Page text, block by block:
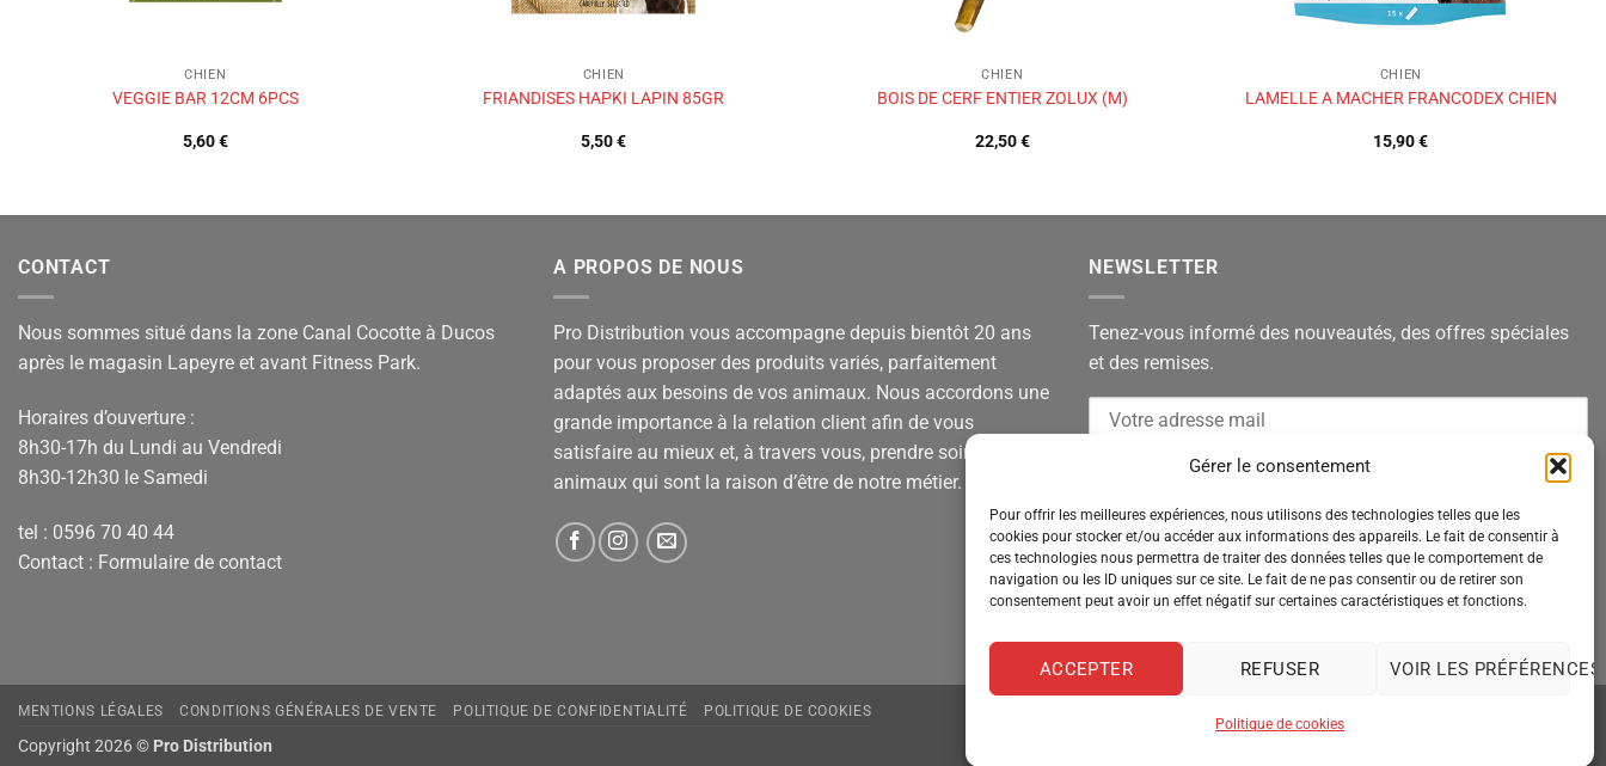
Gérer le consentement
Pour offrir les meilleures expériences, nous utilisons des technologies telles que les
cookies pour stocker et/ou accéder aux informations des appareils. Le fait de consentir à
ces technologies nous permettra de traiter des données telles que le comportement de
navigation ou les ID uniques sur ce site. Le fait de ne pas consentir ou de retirer son
consentement peut avoir un effet négatif sur certaines caractéristiques et fonctions.
ACCEPTER REFUSER VOIR LES PRÉFÉRENCES
Politique de cookies
CHIEN
VEGGIE BAR 12CM 6PCS
5,60€
CHIEN
FRIANDISES HAPKI LAPIN 85GR
5,50€
CHIEN
BOIS DE CERF ENTIER ZOLUX (M)
22,50€
CHIEN
LAMELLE A MACHER FRANCODEX CHIEN
15,90€
CONTACT
Nous sommes situé dans la zone Canal Cocotte à Ducos
après le magasin Lapeyre et avant Fitness Park.
Horaires d’ouverture :
8h30-17h du Lundi au Vendredi
8h30-12h30 le Samedi
tel : 0596 70 40 44
Contact : Formulaire de contact
A PROPOS DE NOUS
Pro Distribution vous accompagne depuis bientôt 20 ans
pour vous proposer des produits variés, parfaitement
adaptés aux besoins de vos animaux. Nous accordons une
grande importance à la relation client afin de vous
satisfaire au mieux et, à travers vous, prendre soin de vos
animaux qui sont la raison d’être de notre métier.
NEWSLETTER
Tenez-vous informé des nouveautés, des offres spéciales
et des remises.
MENTIONS LÉGALES CONDITIONS GÉNÉRALES DE VENTE POLITIQUE DE CONFIDENTIALITÉ POLITIQUE DE COOKIES
Copyright 2026 © Pro Distribution